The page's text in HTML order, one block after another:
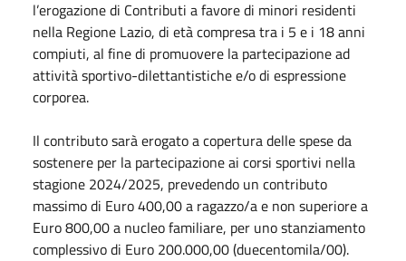
l’erogazione di Contributi a favore di minori residenti
nella Regione Lazio, di età compresa tra i 5 e i 18 anni
compiuti, al fine di promuovere la partecipazione ad
attività sportivo-dilettantistiche e/o di espressione
corporea.
Il contributo sarà erogato a copertura delle spese da
sostenere per la partecipazione ai corsi sportivi nella
stagione 2024/2025, prevedendo un contributo
massimo di Euro 400,00 a ragazzo/a e non superiore a
Euro 800,00 a nucleo familiare, per uno stanziamento
complessivo di Euro 200.000,00 (duecentomila/00).